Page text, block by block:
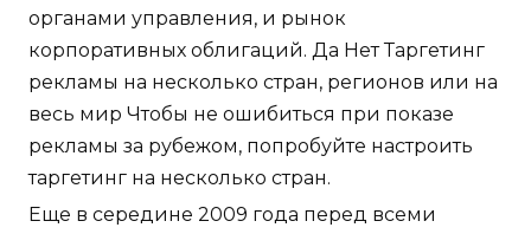
органами управления, и рынок
корпоративных облигаций. Да Нет Таргетинг
рекламы на несколько стран, регионов или на
весь мир Чтобы не ошибиться при показе
рекламы за рубежом, попробуйте настроить
таргетинг на несколько стран.
Еще в середине 2009 года перед всеми